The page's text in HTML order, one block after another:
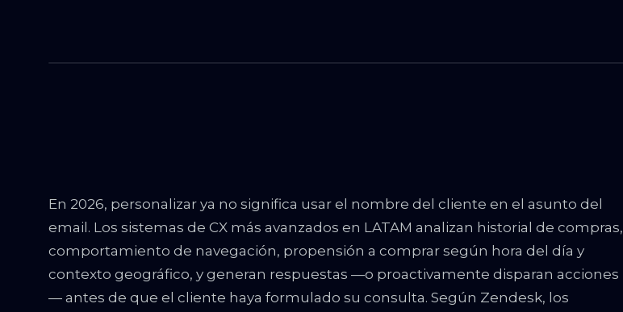
En 2026, personalizar ya no significa usar el nombre del cliente en el asunto del
email. Los sistemas de CX más avanzados en LATAM analizan historial de compras,
comportamiento de navegación, propensión a comprar según hora del día y
contexto geográfico, y generan respuestas —o proactivamente disparan acciones
— antes de que el cliente haya formulado su consulta. Según Zendesk, los